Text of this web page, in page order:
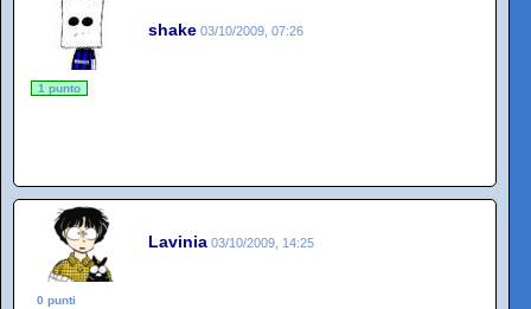
shake 03/10/2009, 07:26
1 punto
Lavinia 03/10/2009, 14:25
0 punti